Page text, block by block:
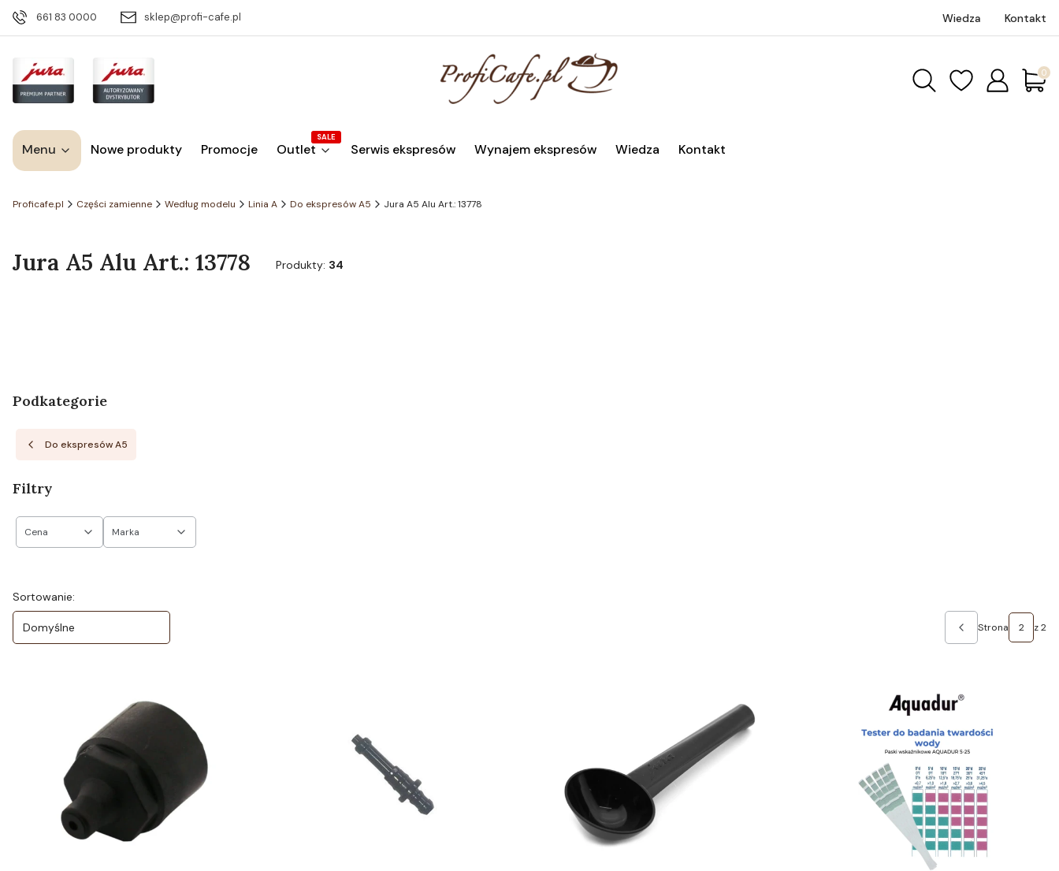
661 83 0000 sklep@profi-cafe.pl Wiedza Kontakt
Menu Nowe produkty Promocje Outlet
SALE
Serwis ekspresów Wynajem ekspresów Wiedza Kontakt
Proficafe.pl Części zamienne Według modelu Linia A Do ekspresów A5 Jura A5 Alu Art.: 13778
Jura A5 Alu Art.: 13778 Produkty: 34
Podkategorie
Do ekspresów A5
Filtry
Cena Marka
Lista produktów
Sortowanie:
Domyślne Poprzednie
Strona z 2